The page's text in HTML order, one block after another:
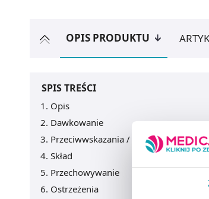
OPIS PRODUKTU
SPIS TREŚCI
Opis
Dawkowanie
Przeciwwskazania / Informacje o
Skład
Przechowywanie
Ostrzeżenia